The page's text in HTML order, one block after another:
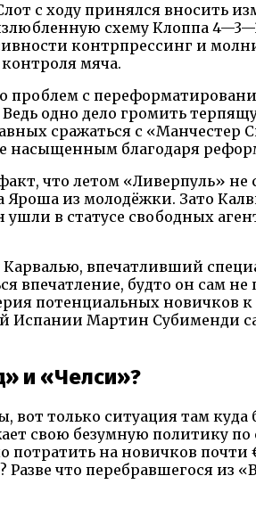
с ходу принялся вносить
схему Клоппа
контрпрессинг и
мяча.
проблем с
одно дело громить
сражаться с «Манчестер
насыщенным благодаря
что летом «Ливерпуль»
Яроша из молодёжки. Зато
в статусе свободных
впечатливший
впечатление, будто он сам
потенциальных новичков
Испании Мартин Субименди
и «Челси»?
только ситуация там куда
свою безумную политику по
на новичков почти
что перебравшегося из